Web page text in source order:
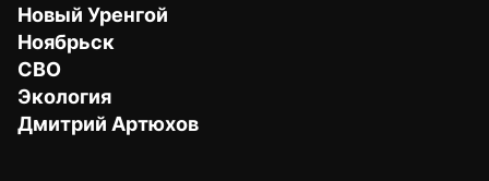
Новый Уренгой
Ноябрьск
СВО
Экология
Дмитрий Артюхов